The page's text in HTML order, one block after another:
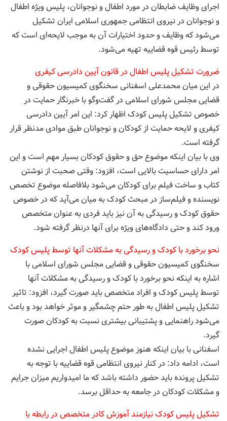
اجرای وظایف ضابطان در مورد اطفال و نوجوانان، پلیس ویژه اطفال
و نوجوانان در نیروی انتظامی جمهوری اسلامی ایران تشکیل
می‌شود که وظایف و حدود اختیارات آن به موجب لایحه‌ای است که
توسط رئیس قوه قضاییه تهیه می‌شود.
ضرورت تشکیل پلیس اطفال در قانون آیین دادرسی کیفری
در این میان محمد‌علی اسفنانی سخنگوی کمیسیون حقوقی و
قضایی مجلس شورای اسلامی در گفت‌و‌گو با خبرنگار حمایت در
خصوص تشکیل پلیس کودک اظهار کرد: این امر آیین دادرسی
کیفری و لایحه حمایت از کودکان و نوجوانان طبق موادی مدنظر قرار
گرفته است.
وی با بیان اینکه موضوع حق و حقوق کودکان بسیار مهم است و این
امر دارای حساسیت بالایی است، افزود: وقتی صحبت از نوشتن
کتاب و ساخت فیلم برای کودکان می‌شود بلافاصله موضوع تخصص
نویسنده و فیلم‌ساز در مبحث کودک به میان می‌آید که در خصوص
حقوق کودک و رسیدگی به آن نیز باید فردی به عنوان متخصص
ورود کند و حتی دادگاه‌های ویژه برای آنها درنظر گرفته شود.
نحو برخورد با کودک و رسیدگی به مشکلات آنها توسط پلیس کودک
سخنگوی کمیسیون حقوقی و قضایی مجلس شورای اسلامی با
اشاره به اینکه نحو برخورد با کودک و رسیدگی به مشکلات آنها
توسط پلیس کودک و افراد متخصص باید صورت گیرد، افزود: تاثیر
تشکیل پلیس اطفال به طور حتم چشمگیر و موثر خواهد بود و باعث
می‌شود راهنمایی و پشتیبانی بیشتری نسبت به کودکان صورت
گیرد.
اسفنانی با بیان اینکه هنوز موضوع پلیس اطفال اجرایی نشده
است، ادامه داد: در کنار نیروی انتظامی قوه قضاییه با توجه به
تشکیل پرونده باید حضور داشته باشد که ما امیدواریم میزان جرایم
و مشکلات کودکان در جامعه به حداقل برسد.
تشکیل پلیس کودک نیازمند آموزش کادر متخصص در رابطه با